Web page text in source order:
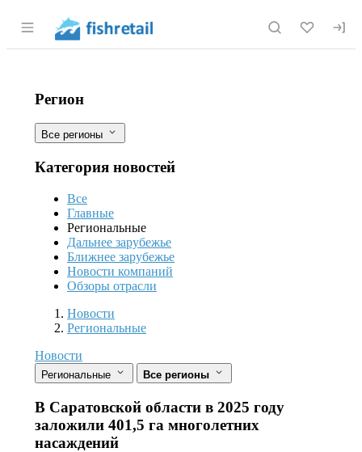
Раздел навигации по сайту fishretail.ru
В Саратовской области в 2025 году
Фильтры
Регион
Все регионы
Категория новостей
Все
Главные
Региональные
Дальнее зарубежье
Ближнее зарубежье
Новости компаний
Обзоры отрасли
Новости
Разделы
Новости
Региональные
Новости
Региональные Все регионы
В Саратовской области в 2025 году
заложили 401,5 га многолетних
насаждений